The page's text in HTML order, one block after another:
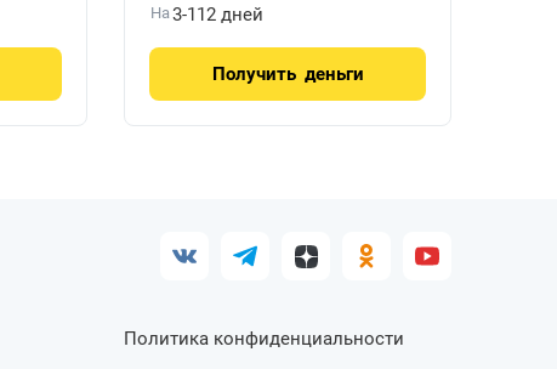
На3-112 дней
Получить деньги
Политика конфиденциальности